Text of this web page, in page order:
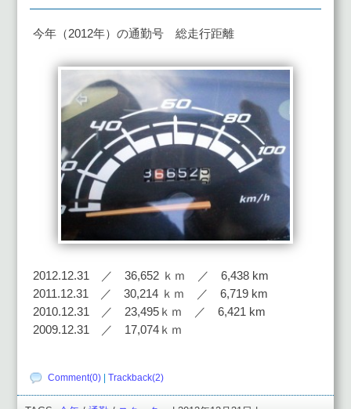
有
今年（2012年）の通勤号 総走行距離
2012.12.31 ／ 36,652 ｋｍ ／ 6,438 km
2011.12.31 ／ 30,214 ｋｍ ／ 6,719 km
2010.12.31 ／ 23,495ｋｍ ／ 6,421 km
2009.12.31 ／ 17,074ｋｍ
Comment(0) Trackback(2)